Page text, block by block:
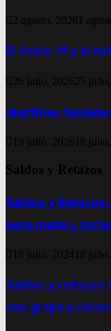
2 agosto, 2026 1
El Vuelo 19 y el
26 julio, 2026 25
Matthias
19 julio, 2026 18
Saldos y Retazos
Saldos y
puro mate y
18 julio, 2024 18
Saldos y retazos:
con grapa y